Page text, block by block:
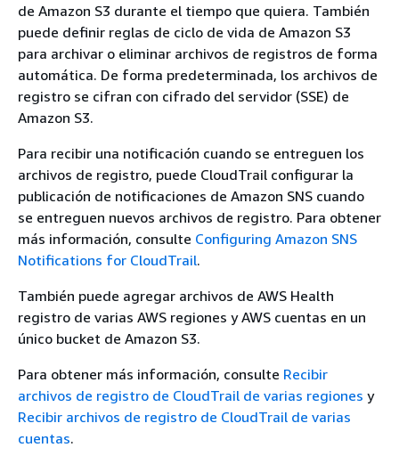
de Amazon S3 durante el tiempo que quiera. También
puede definir reglas de ciclo de vida de Amazon S3
para archivar o eliminar archivos de registros de forma
automática. De forma predeterminada, los archivos de
registro se cifran con cifrado del servidor (SSE) de
Amazon S3.
Para recibir una notificación cuando se entreguen los
archivos de registro, puede CloudTrail configurar la
publicación de notificaciones de Amazon SNS cuando
se entreguen nuevos archivos de registro. Para obtener
más información, consulte Configuring Amazon SNS
Notifications for CloudTrail.
También puede agregar archivos de AWS Health
registro de varias AWS regiones yAWS cuentas en un
único bucket de Amazon S3.
Para obtener más información, consulte Recibir
archivos de registro de CloudTrail de varias regiones y
Recibir archivos de registro de CloudTrail de varias
cuentas.